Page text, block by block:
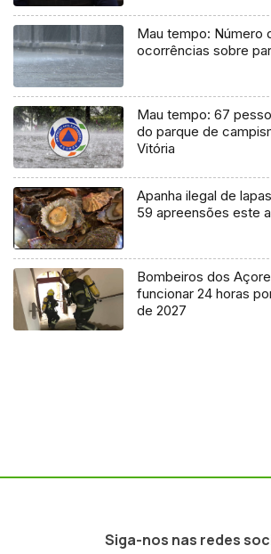
Mau tempo: Número
ocorrências sobre
Mau tempo: 67
do parque de
Vitória
Apanha ilegal de
59 apreensões este
Bombeiros dos
funcionar 24 horas
de 2027
Siga-nos nas redes